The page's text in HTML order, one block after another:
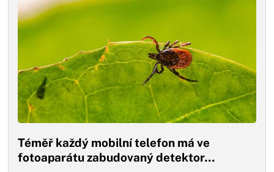
Téměř každý mobilní telefon má ve
fotoaparátu zabudovaný detektor…